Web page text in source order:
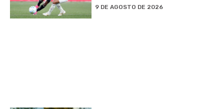
9 DE AGOSTO DE 2026